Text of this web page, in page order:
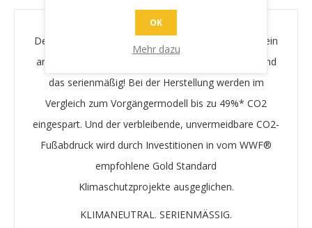
Der Original Printy 4.0 beeindruckt nicht nur durch sein
ansprechendes Design – er ist auch
, und
das serienmäßig! Bei der Herstellung werden im
Vergleich zum Vorgängermodell bis zu 49%* CO2
eingespart. Und der verbleibende, unvermeidbare CO2-
Fußabdruck wird durch Investitionen in vom WWF®
empfohlene Gold Standard
Klimaschutzprojekte ausgeglichen.
KLIMANEUTRAL. SERIENMÄSSIG.
OK
Mehr dazu